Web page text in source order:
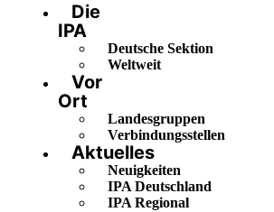
Die
IPA
Deutsche Sektion
Weltweit
Vor
Ort
Landesgruppen
Verbindungsstellen
Aktuelles
Neuigkeiten
IPA Deutschland
IPA Regional